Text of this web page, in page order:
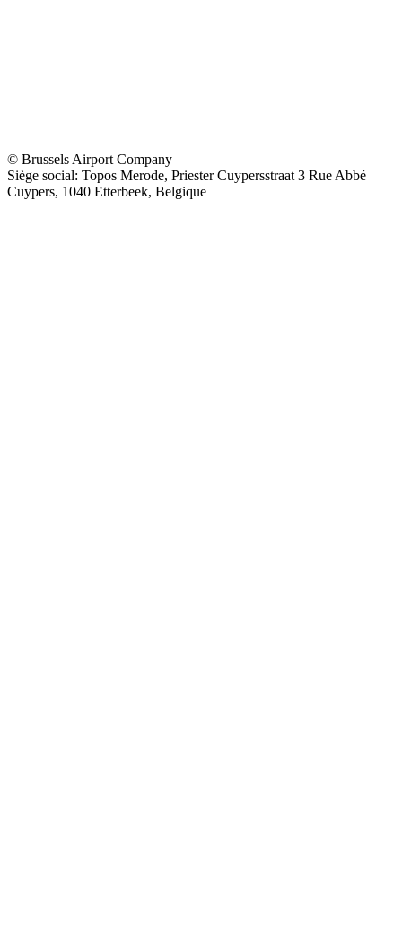
© Brussels Airport Company
Siège social: Topos Merode, Priester Cuypersstraat 3 Rue Abbé
Cuypers, 1040 Etterbeek, Belgique